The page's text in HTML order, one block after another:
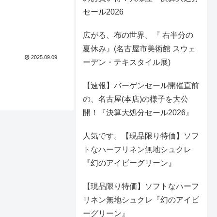
2025.09.09
セール2026
広がる、布の世界。『 右半分の
夏休み』(名古屋市美術館 スウェ
ーデン・テキスタイル展)
【速報】バーゲンセール開催直前
の、名古屋(本店)の様子を大公
開！『決算大処分セール2026』
人気です。【現品限り特価】ソフ
トなハーフリネン無地シュクレ
『幻のアイビーグリーン』
【現品限り特価】ソフトなハーフ
リネン無地シュクレ『幻のアイビ
ーグリーン』